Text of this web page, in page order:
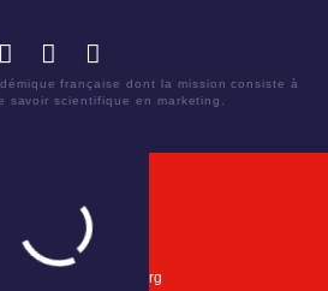
française dont la mission consiste à
savoir scientifique en marketing.
75017
marketing.org